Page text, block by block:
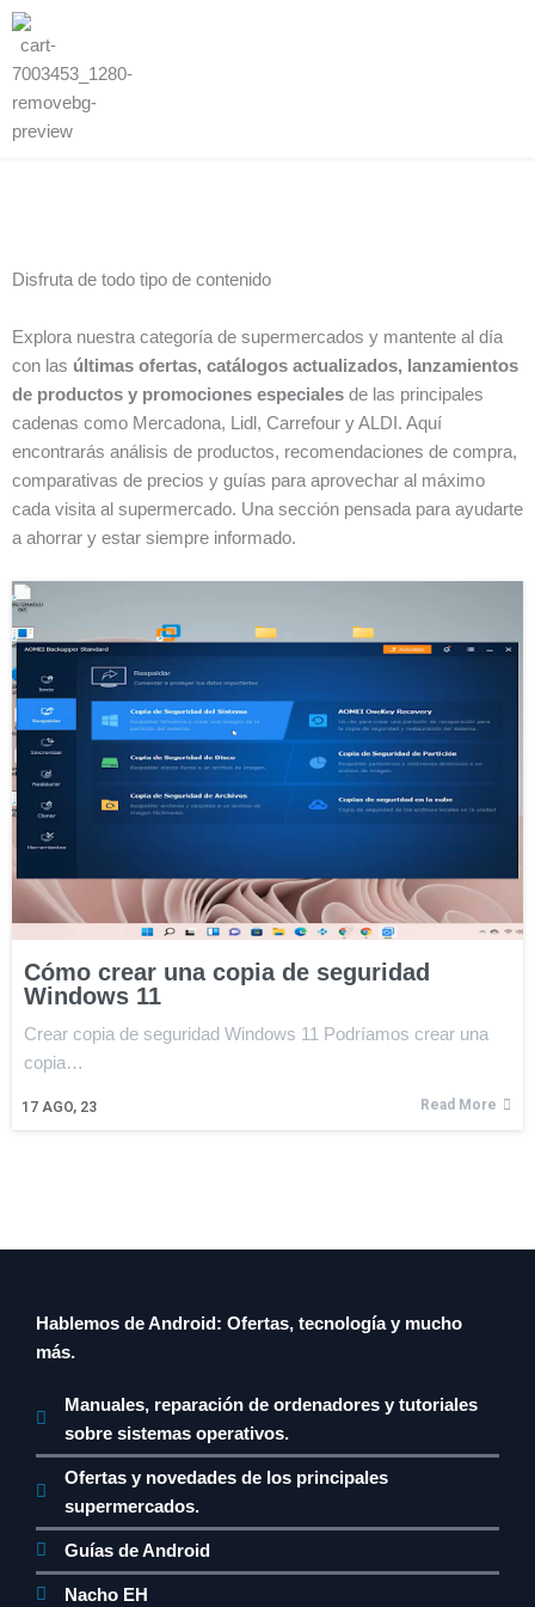
Disfruta de todo tipo de contenido
Explora nuestra categoría de supermercados y mantente al día
con las últimas ofertas, catálogos actualizados, lanzamientos
de productos y promociones especiales de las principales
cadenas como Mercadona, Lidl, Carrefour y ALDI. Aquí
encontrarás análisis de productos, recomendaciones de compra,
comparativas de precios y guías para aprovechar al máximo
cada visita al supermercado. Una sección pensada para ayudarte
a ahorrar y estar siempre informado.
Cómo crear una copia de seguridad
Windows 11
17 AGO, 23
Crear copia de seguridad Windows 11 Podríamos crear una
copia…
Read More
Hablemos de Android: Ofertas, tecnología y mucho
más.
Manuales, reparación de ordenadores y tutoriales
sobre sistemas operativos.
Ofertas y novedades de los principales
supermercados.
Guías de Android
Nacho EH